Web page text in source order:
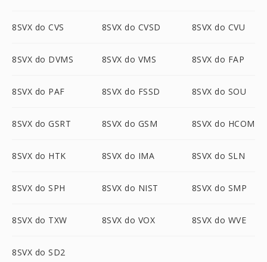
8SVX do CVS 8SVX do CVSD 8SVX do CVU
8SVX do DVMS 8SVX do VMS 8SVX do FAP
8SVX do PAF 8SVX do FSSD 8SVX do SOU
8SVX do GSRT 8SVX do GSM 8SVX do HCOM
8SVX do HTK 8SVX do IMA 8SVX do SLN
8SVX do SPH 8SVX do NIST 8SVX do SMP
8SVX do TXW 8SVX do VOX 8SVX do WVE
8SVX do SD2